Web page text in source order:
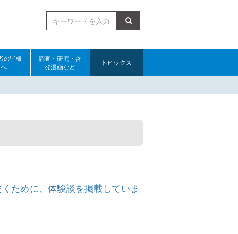
検索
の皆様
へ
調査・研究・啓
発漫画など
トピックス
ために、体験談を掲載していま